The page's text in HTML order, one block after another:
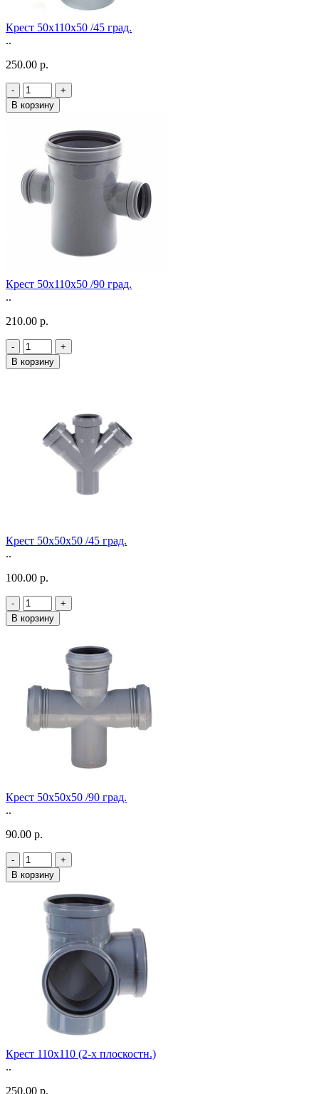
Крест 50х110х50 /45 град.
..
250.00 р.
-
+
В корзину
Крест 50х110х50 /90 град.
..
210.00 р.
-
+
В корзину
Крест 50х50х50 /45 град.
..
100.00 р.
-
+
В корзину
Крест 50х50х50 /90 град.
..
90.00 р.
-
+
В корзину
Крест 110х110 (2-х плоскостн.)
..
250.00 р.